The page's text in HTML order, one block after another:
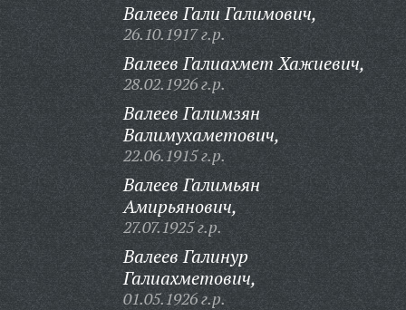
Валеев Гали Галимович,
26.10.1917 г.р.
Валеев Галиахмет Хажиевич,
28.02.1926 г.р.
Валеев Галимзян
Валимухаметович,
22.06.1915 г.р.
Валеев Галимьян
Амирьянович,
27.07.1925 г.р.
Валеев Галинур
Галиахметович,
01.05.1926 г.р.